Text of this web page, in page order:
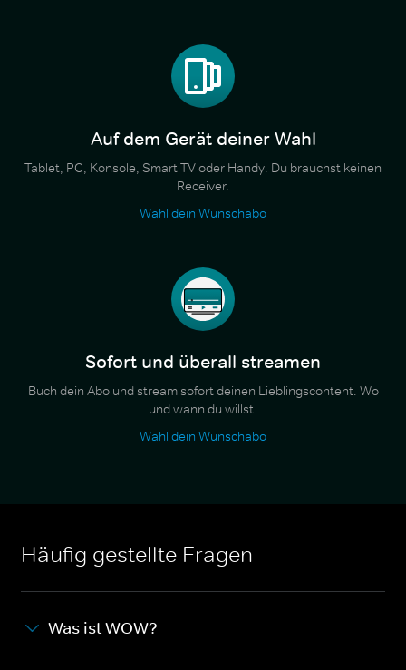
Auf dem Gerät deiner Wahl
Tablet, PC, Konsole, Smart TV oder Handy. Du brauchst keinen
Receiver.
Wähl dein Wunschabo
Sofort und überall streamen
Buch dein Abo und stream sofort deinen Lieblingscontent. Wo
und wann du willst.
Wähl dein Wunschabo
Häufig gestellte Fragen
Was ist WOW?